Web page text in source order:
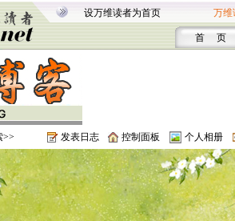
设万维读者为首页 万维
首 页
>> 发表日志 控制面板 个人相册